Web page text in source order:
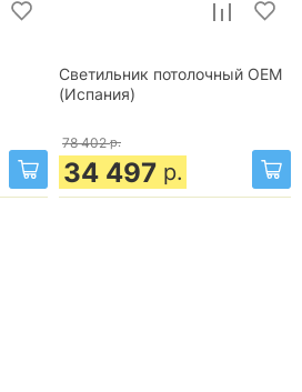
Светильник потолочный OEM
(Испания)
78 402 р.
34 497 р.